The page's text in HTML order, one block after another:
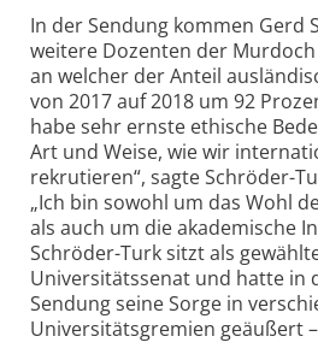
In der Sendung kommen Gerd
weitere Dozenten der
an welcher der Anteil
von 2017 auf 2018 um 92
habe sehr ernste ethische
Art und Weise, wie wir
rekrutieren“, sagte Schröder-
„Ich bin sowohl um das Wohl
als auch um die akademische
Schröder-Turk sitzt als
Universitätssenat und hatte in
Sendung seine Sorge in
Universitätsgremien geäußert